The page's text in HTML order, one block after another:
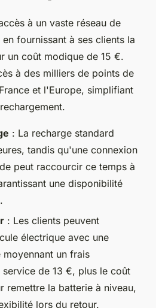
à un vaste réseau de
en fournissant à ses clients la
un coût modique de 15 €.
à des milliers de points de
et l'Europe, simplifiant
: La recharge standard
tandis qu'une connexion
peut raccourcir ce temps à
une disponibilité
: Les clients peuvent
électrique avec une
un frais
service de 13 €, plus le coût
remettre la batterie à niveau,
lors du retour.